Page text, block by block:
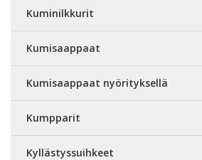
Kuminilkkurit
Kumisaappaat
Kumisaappaat nyörityksellä
Kumpparit
Kyllästyssuihkeet